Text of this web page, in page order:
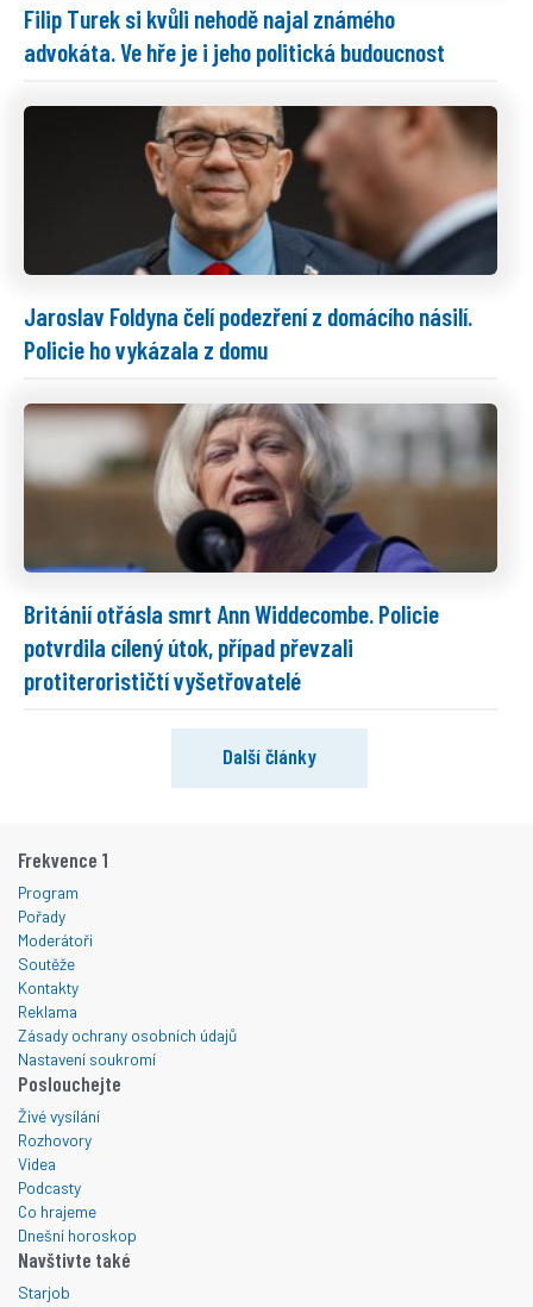
Filip Turek si kvůli nehodě najal známého
advokáta. Ve hře je i jeho politická budoucnost
Jaroslav Foldyna čelí podezření z domácího násilí.
Policie ho vykázala z domu
Británií otřásla smrt Ann Widdecombe. Policie
potvrdila cílený útok, případ převzali
protiterorističtí vyšetřovatelé
Další články
Frekvence 1
Program
Pořady
Moderátoři
Soutěže
Kontakty
Reklama
Zásady ochrany osobních údajů
Nastavení soukromí
Poslouchejte
Živé vysílání
Rozhovory
Videa
Podcasty
Co hrajeme
Dnešní horoskop
Navštivte také
Starjob